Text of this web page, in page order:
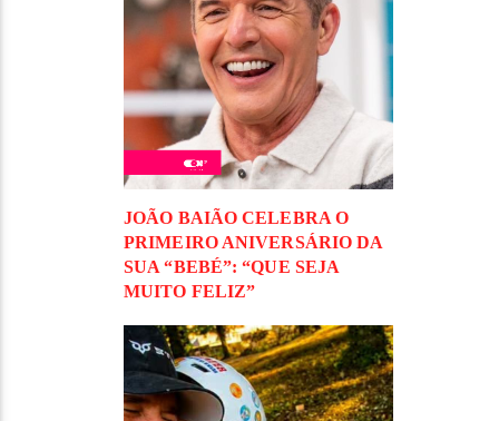
JOÃO BAIÃO CELEBRA O
PRIMEIRO ANIVERSÁRIO DA
SUA “BEBÉ”: “QUE SEJA
MUITO FELIZ”